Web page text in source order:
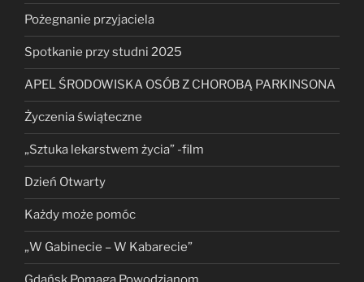
Pożegnanie przyjaciela
Spotkanie przy studni 2025
APEL ŚRODOWISKA OSÓB Z CHOROBĄ PARKINSONA
Życzenia świąteczne
„Sztuka lekarstwem życia” -film
Dzień Otwarty
Każdy może pomóc
„W Gabinecie – W Kabarecie”